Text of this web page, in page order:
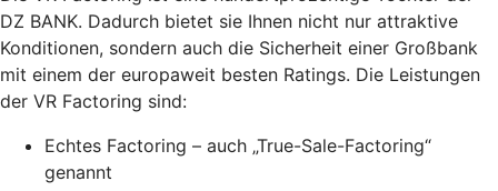
DZ BANK. Dadurch bietet sie Ihnen nicht nur attraktive
Konditionen, sondern auch die Sicherheit einer Großbank
mit einem der europaweit besten Ratings. Die Leistungen
der VR Factoring sind:
Echtes Factoring – auch „True-Sale-Factoring“
genannt